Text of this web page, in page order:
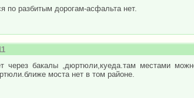
по разбитым дорогам-асфальта нет.
через бакалы ,дюртюли,куеда.там местами
моста нет в том районе.